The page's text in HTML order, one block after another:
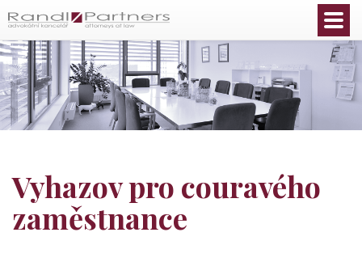
Vyhazov pro couravého
zaměstnance
Čeština